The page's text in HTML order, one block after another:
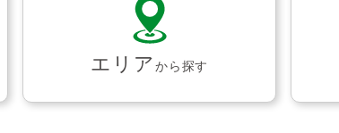
エリアから探す